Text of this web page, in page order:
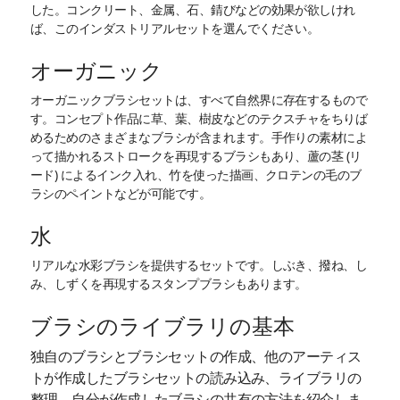
した。コンクリート、金属、石、錆びなどの効果が欲しけれ
ば、このインダストリアルセットを選んでください。
オーガニック
オーガニックブラシセットは、すべて自然界に存在するもので
す。コンセプト作品に草、葉、樹皮などのテクスチャをちりば
めるためのさまざまなブラシが含まれます。手作りの素材によ
って描かれるストロークを再現するブラシもあり、蘆の茎 (リ
ード) によるインク入れ、竹を使った描画、クロテンの毛のブ
ラシのペイントなどが可能です。
水
リアルな水彩ブラシを提供するセットです。しぶき、撥ね、し
み、しずくを再現するスタンプブラシもあります。
ブラシのライブラリの基本
独自のブラシとブラシセットの作成、他のアーティス
トが作成したブラシセットの読み込み、ライブラリの